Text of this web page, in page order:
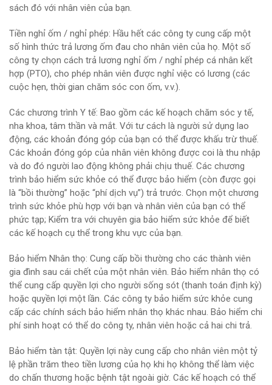
sách đó với nhân viên của bạn.
Tiền nghỉ ốm / nghỉ phép: Hầu hết các công ty cung cấp một
số hình thức trả lương ốm đau cho nhân viên của họ. Một số
công ty chọn cách trả lương nghỉ ốm / nghỉ phép cá nhân kết
hợp (PTO), cho phép nhân viên được nghỉ việc có lương (các
cuộc hẹn, thời gian chăm sóc con ốm, v.v.).
Các chương trình Y tế: Bao gồm các kế hoạch chăm sóc y tế,
nha khoa, tâm thần và mắt. Với tư cách là người sử dụng lao
động, các khoản đóng góp của bạn có thể được khấu trừ thuế.
Các khoản đóng góp của nhân viên không được coi là thu nhập
và do đó người lao động không phải chịu thuế. Các chương
trình bảo hiểm sức khỏe có thể được bảo hiểm (còn được gọi
là “bồi thường” hoặc “phí dịch vụ”) trả trước. Chọn một chương
trình sức khỏe phù hợp với bạn và nhân viên của bạn có thể
phức tạp; Kiểm tra với chuyên gia bảo hiểm sức khỏe để biết
các kế hoạch cụ thể trong khu vực của bạn.
Bảo hiểm Nhân thọ: Cung cấp bồi thường cho các thành viên
gia đình sau cái chết của một nhân viên. Bảo hiểm nhân thọ có
thể cung cấp quyền lợi cho người sống sót (thanh toán định kỳ)
hoặc quyền lợi một lần. Các công ty bảo hiểm sức khỏe cung
cấp các chính sách bảo hiểm nhân thọ khác nhau. Bảo hiểm chi
phí sinh hoạt có thể do công ty, nhân viên hoặc cả hai chi trả.
Bảo hiểm tàn tật: Quyền lợi này cung cấp cho nhân viên một tỷ
lệ phần trăm theo tiền lương của họ khi họ không thể làm việc
do chấn thương hoặc bệnh tật ngoài giờ. Các kế hoạch có thể